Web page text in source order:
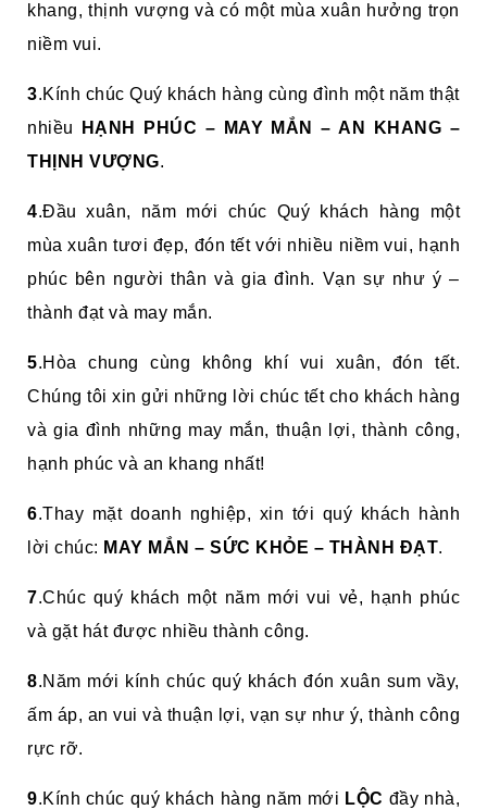
khang, thịnh vượng và có một mùa xuân hưởng trọn
niềm vui.
3.Kính chúc Quý khách hàng cùng đình một năm thật
nhiều
HẠNH PHÚC – MAY MẮN – AN KHANG –
THỊNH VƯỢNG.
4.Đầu xuân, năm mới chúc Quý khách hàng một
mùa xuân tươi đẹp, đón tết với nhiều niềm vui, hạnh
phúc bên người thân và gia đình. Vạn sự như ý –
thành đạt và may mắn.
5.Hòa chung cùng không khí vui xuân, đón tết.
Chúng tôi xin gửi những lời chúc tết cho khách hàng
và gia đình những may mắn, thuận lợi, thành công,
hạnh phúc và an khang nhất!
6.Thay mặt doanh nghiệp, xin tới quý khách hành
lời chúc: MAY MẮN – SỨC KHỎE – THÀNH ĐẠT.
7.Chúc quý khách một năm mới vui vẻ, hạnh phúc
và gặt hát được nhiều thành công.
8.Năm mới kính chúc quý khách đón xuân sum vầy,
ấm áp, an vui và thuận lợi, vạn sự như ý, thành công
rực rỡ.
9.Kính chúc quý khách hàng năm mới LỘC đầy nhà,